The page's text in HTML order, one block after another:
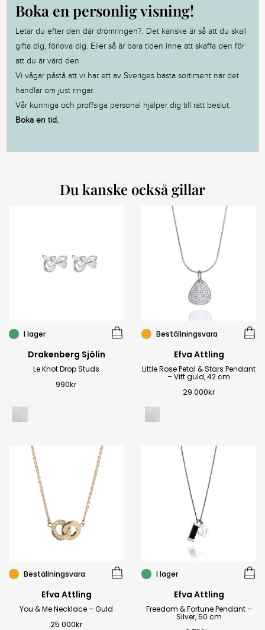
Boka en personlig visning!
Letar du efter den där drömringen?. Det kanske är så att du skall
gifta dig, förlova dig. Eller så är bara tiden inne att skaffa den för
att du är värd den.
Vi vågar påstå att vi har ett av Sveriges bästa sortiment när det
handlar om just ringar.
Vår kunniga och proffsiga personal hjälper dig till rätt beslut.
Boka en tid.
Du kanske också gillar
I lager
Drakenberg Sjölin
Le Knot Drop Studs
990kr
Beställningsvara
Efva Attling
Little Rose Petal & Stars Pendant
– Vitt guld, 42 cm
29 000kr
Beställningsvara
Efva Attling
You & Me Necklace – Guld
25 000kr
I lager
Efva Attling
Freedom & Fortune Pendant –
Silver, 50 cm